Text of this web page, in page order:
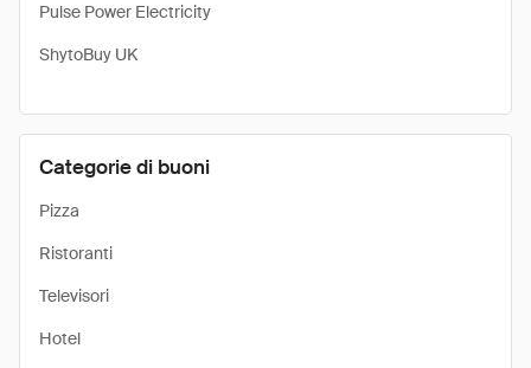
Pulse Power Electricity
​ShytoBuy UK
Categorie di buoni
Pizza
Ristoranti
Televisori
Hotel